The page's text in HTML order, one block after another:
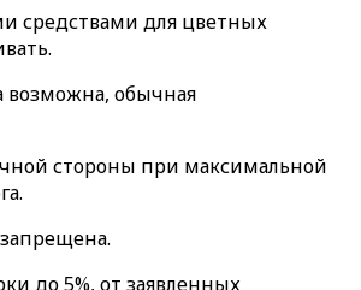
средствами для цветных
возможна, обычная
стороны при максимальной
до 5%, от заявленных